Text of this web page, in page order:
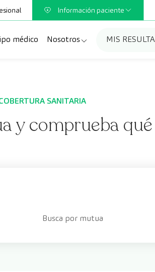
Información paciente
Mutuas
Médico
médico Nosotros
Trabaja con nosotros
Blog
MIS
SANITARIA
y comprueba
Busca por mutua